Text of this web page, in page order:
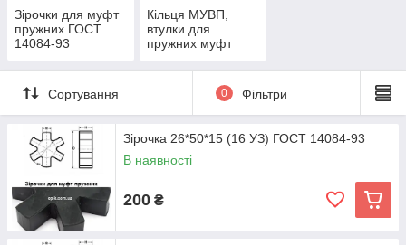
Зірочки для муфт
пружних ГОСТ
14084-93
Кільця МУВП,
втулки для
пружних муфт
Сортування 0 Фільтри
Зірочка 26*50*15 (16 УЗ) ГОСТ 14084-93
В наявності
200 ₴